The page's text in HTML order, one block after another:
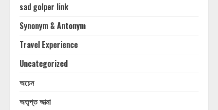
sad golper link
Synonym & Antonym
Travel Experience
Uncategorized
অচেন
অতৃপ্ত আত্মা